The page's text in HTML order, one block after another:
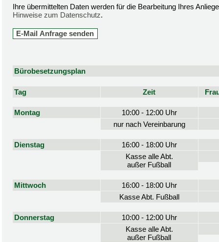
Ihre übermittelten Daten werden für die Bearbeitung Ihres
Hinweise zum Datenschutz.
Bürobesetzungsplan
Tag Zeit
Montag
10:00 - 12:00 Uhr
nur nach Vereinbarung
Dienstag
16:00 - 18:00 Uhr
Kasse alle Abt.
außer Fußball
Mittwoch
16:00 - 18:00 Uhr
Kasse Abt. Fußball
Donnerstag
10:00 - 12:00 Uhr
Kasse alle Abt.
außer Fußball